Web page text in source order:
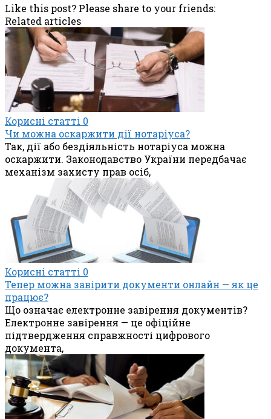
Like this post? Please share to your friends:
Related articles
Корисні статті 0
Чи можна оскаржити дії нотаріуса?
Так, дії або бездіяльність нотаріуса можна
оскаржити. Законодавство України передбачає
механізм захисту прав осіб,
Корисні статті 0
Тепер можна завірити документи онлайн — як це
працює?
Що означає електронне завірення документів?
Електронне завірення — це офіційне
підтвердження справжності цифрового
документа,